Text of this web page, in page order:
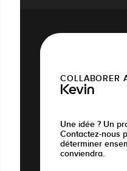
COLLABORER
Kevin
Une idée ? Un
Contactez-nous
déterminer
conviendra.